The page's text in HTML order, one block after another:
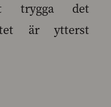
trygga det
är ytterst